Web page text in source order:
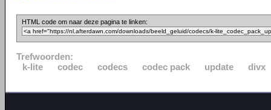
HTML code om naar deze pagina te linken:
Trefwoorden:
k-lite
codec codecs codec pack update divx